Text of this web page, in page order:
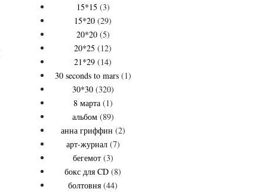
15*15 (3)
15*20 (29)
20*20 (5)
20*25 (12)
21*29 (14)
30 seconds to mars (1)
30*30 (320)
8 марта (1)
альбом (89)
анна гриффин (2)
арт-журнал (7)
бегемот (3)
бокс для CD (8)
болтовня (44)